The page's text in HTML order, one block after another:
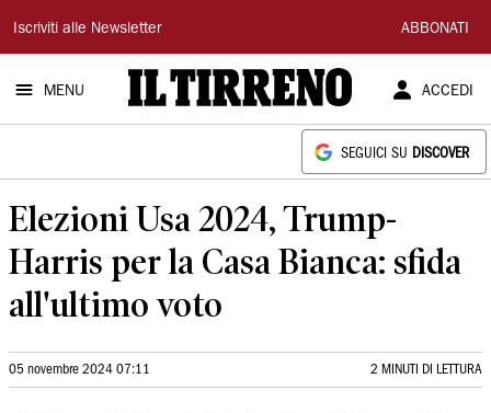
Il
Tirreno
Iscriviti alle Newsletter ABBONATI
MENU ACCEDI
SEGUICI SU DISCOVER
Elezioni Usa 2024, Trump-
Harris per la Casa Bianca: sfida
all'ultimo voto
05 novembre 2024 07:11 2 MINUTI DI LETTURA